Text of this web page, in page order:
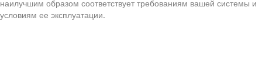
наилучшим образом соответствует требованиям вашей системы и
условиям ее эксплуатации.